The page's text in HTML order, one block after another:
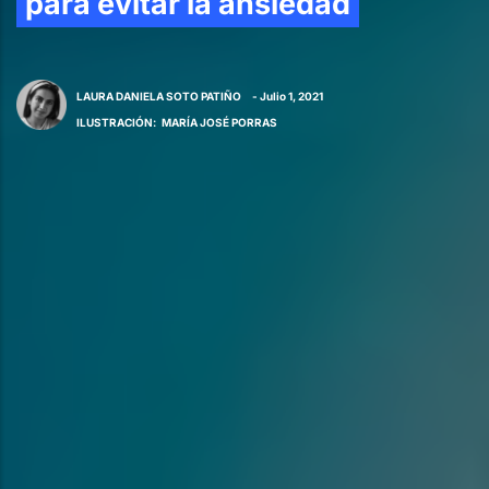
LAURA DANIELA SOTO PATIÑO
- Julio 1, 2021
ILUSTRACIÓN: MARÍA JOSÉ PORRAS